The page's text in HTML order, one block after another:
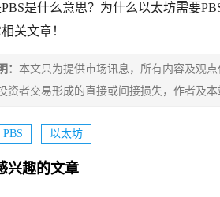
是什么意思？为什么以太坊需要
关文章！
： 本文只为提供市场讯息，所有内容及观
资者交易形成的直接或间接损失，作者及本
PBS 以太坊
兴趣的文章